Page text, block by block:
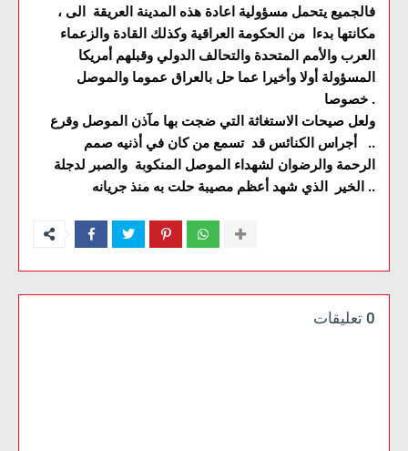
، فالجميع يتحمل مسؤولية اعادة هذه المدينة العريقة الى
مكانتها بدءا من الحكومة العراقية وكذلك القادة والزعماء
العرب والأمم المتحدة والتحالف الدولي وقبلهم أمريكا
المسؤولة أولا وأخيرا عما حل بالعراق عموما والموصل
خصوصا .
أجراس الكنائس قد تسمع من كان في أذنيه صمم ..
الرحمة والرضوان لشهداء الموصل المنكوبة والصبر لدجلة
الخير الذي شهد أعظم مصيبة حلت به منذ جريانه ..
0 تعليقات